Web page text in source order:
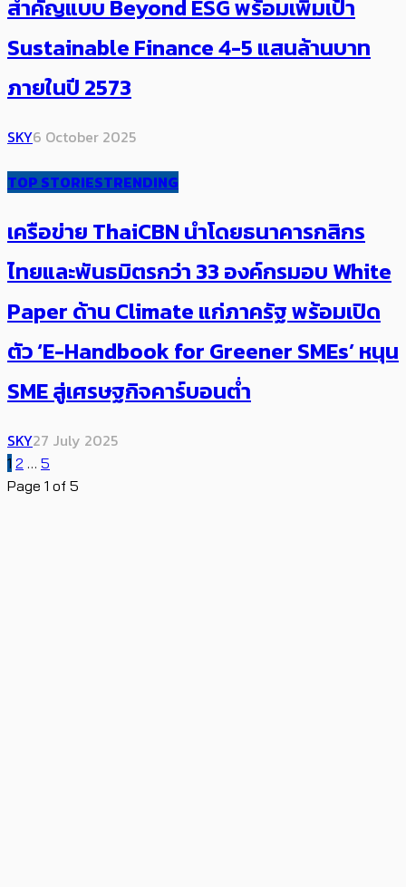
สำคัญแบบ Beyond ESG พร้อมเพิ่มเป้า
Sustainable Finance 4-5 แสนล้านบาท
ภายในปี 2573
SKY6 October 2025
TOP STORIESTRENDING
เครือข่าย ThaiCBN นำโดยธนาคารกสิกร
ไทยและพันธมิตรกว่า 33 องค์กรมอบ White
Paper ด้าน Climate แก่ภาครัฐ พร้อมเปิด
ตัว ‘E-Handbook for Greener SMEs’ หนุน
SME สู่เศรษฐกิจคาร์บอนต่ำ
SKY27 July 2025
1 2 … 5
Page 1 of 5